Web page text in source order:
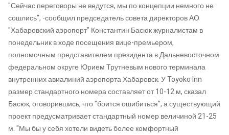
"Сейчас переговоры не ведутся, мы по концепции немного не
сошлись", -сообщил председатель совета директоров АО
"Хабаровский аэропорт" Константин Басюк журналистам в
понедельник в ходе посещения вице-премьером,
полномочным представителем президента в Дальневосточном
федеральном округе Юрием Трутневым нового терминала
внутренних авиалиний аэропорта Хабаровск. У Toyoko Inn
размер стандартного номера составляет от 10-12 м, сказал
Басюк, оговорившись, что "боится ошибиться", а существующий
проект предусматривает стандартный номер величиной 21-25
м. "Мы бы у себя хотели видеть более комфортный